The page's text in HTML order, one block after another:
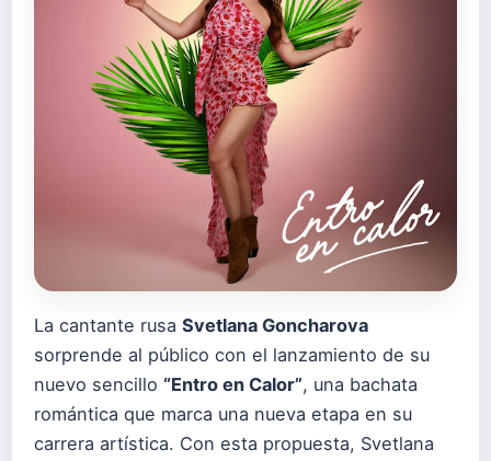
La cantante rusa Svetlana Goncharova
sorprende al público con el lanzamiento de su
nuevo sencillo “Entro en Calor”, una bachata
romántica que marca una nueva etapa en su
carrera artística. Con esta propuesta, Svetlana